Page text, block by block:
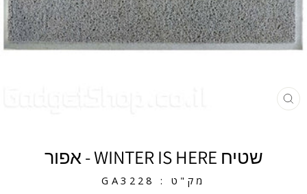
שטיח WINTER IS HERE - אפור
מק"ט : GA3228
סגירה